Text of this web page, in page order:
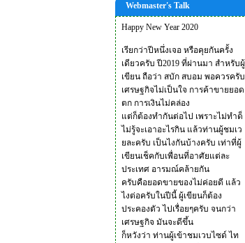
Webmaster's Talk
Happy New Year 2020
เรียกว่าปีหนึ่งเจอ หรือคุยกันครั้ง
เดียวครับ ปี2019 ที่ผ่านมา สำหรับผู้
เขียน ถือว่า สบัก สบอม พอควรครับ
เศรษฐกิจไม่เป็นใจ การค้าขายยอด
ตก การเงินไม่คล่อง
แต่ก็ต้องทำกันต่อไป เพราะไม่ทำด็
ไม่รู้จะเอาอะไรกิน แล้วท่านผู้ชมเว
ยละครับ เป็นไงกันบ้างครับ เท่าที่ผู้
เขียนเช็คกับเพื่อนที่อาศัยแต่ละ
ประเทศ อารมณ์คล้ายกัน
ครับคือยอดขายของไม่ค่อยดี แล้ว
ไงต่อครับในปีนี้ ผู้เขียนก็ต้อง
ประคองตัว ไปเรื่อยๆครับ จนกว่า
เศรษฐกิจ มันจะดีขึ้น
ก็หวังว่า ท่านผู้เข้าชมเวบไซด์ ไท